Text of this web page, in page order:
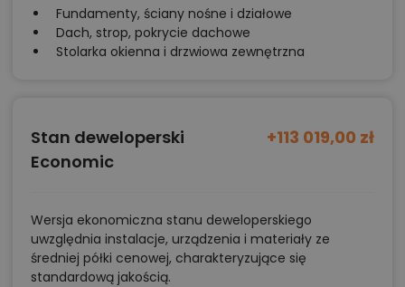
Fundamenty, ściany nośne i działowe
Dach, strop, pokrycie dachowe
Stolarka okienna i drzwiowa zewnętrzna
Stan deweloperski
Economic
+113 019,00 zł
Wersja ekonomiczna stanu deweloperskiego
uwzględnia instalacje, urządzenia i materiały ze
średniej półki cenowej, charakteryzujące się
standardową jakością.